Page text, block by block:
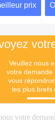
prix
Veuillez nous
votre demande
vous
les plus brefs